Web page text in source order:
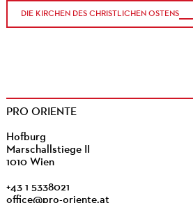
DIE KIRCHEN DES CHRISTLICHEN OSTENS
PRO ORIENTE
Hofburg
Marschallstiege II
1010 Wien
+43 1 5338021
office@pro-oriente.at